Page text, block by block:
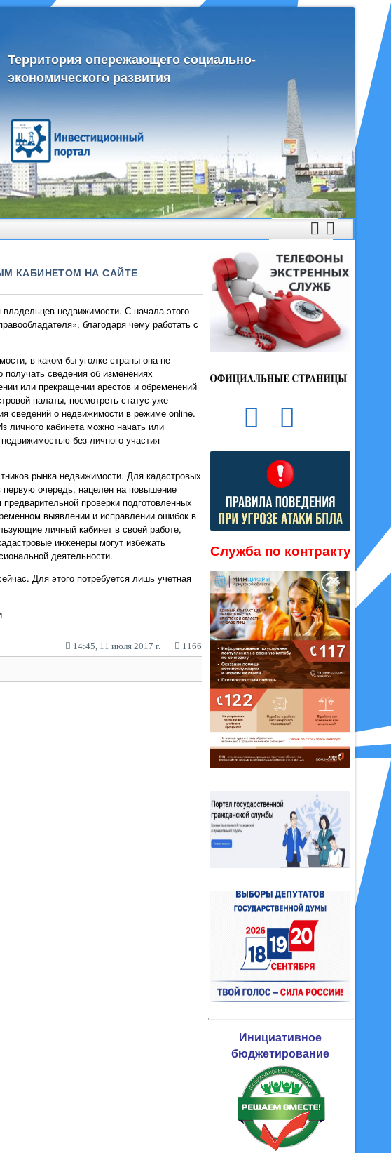
Территория опережающего социально-
экономического развития
КАБИНЕТОМ НА САЙТЕ
недвижимости. С начала этого
благодаря чему работать с
в каком бы уголке страны она не
сведения об изменениях
или прекращении арестов и обременений
палаты, посмотреть статус уже
сведений о недвижимости в режиме online.
личного кабинета можно начать или
без личного участия
рынка недвижимости. Для кадастровых
очередь, нацелен на повышение
проверки подготовленных
выявлении и исправлении ошибок в
личный кабинет в своей работе,
инженеры могут избежать
деятельности.
Для этого потребуется лишь учетная
14:45, 11 июля 2017 г. 1166
Служба по контракту
Инициативное
бюджетирование